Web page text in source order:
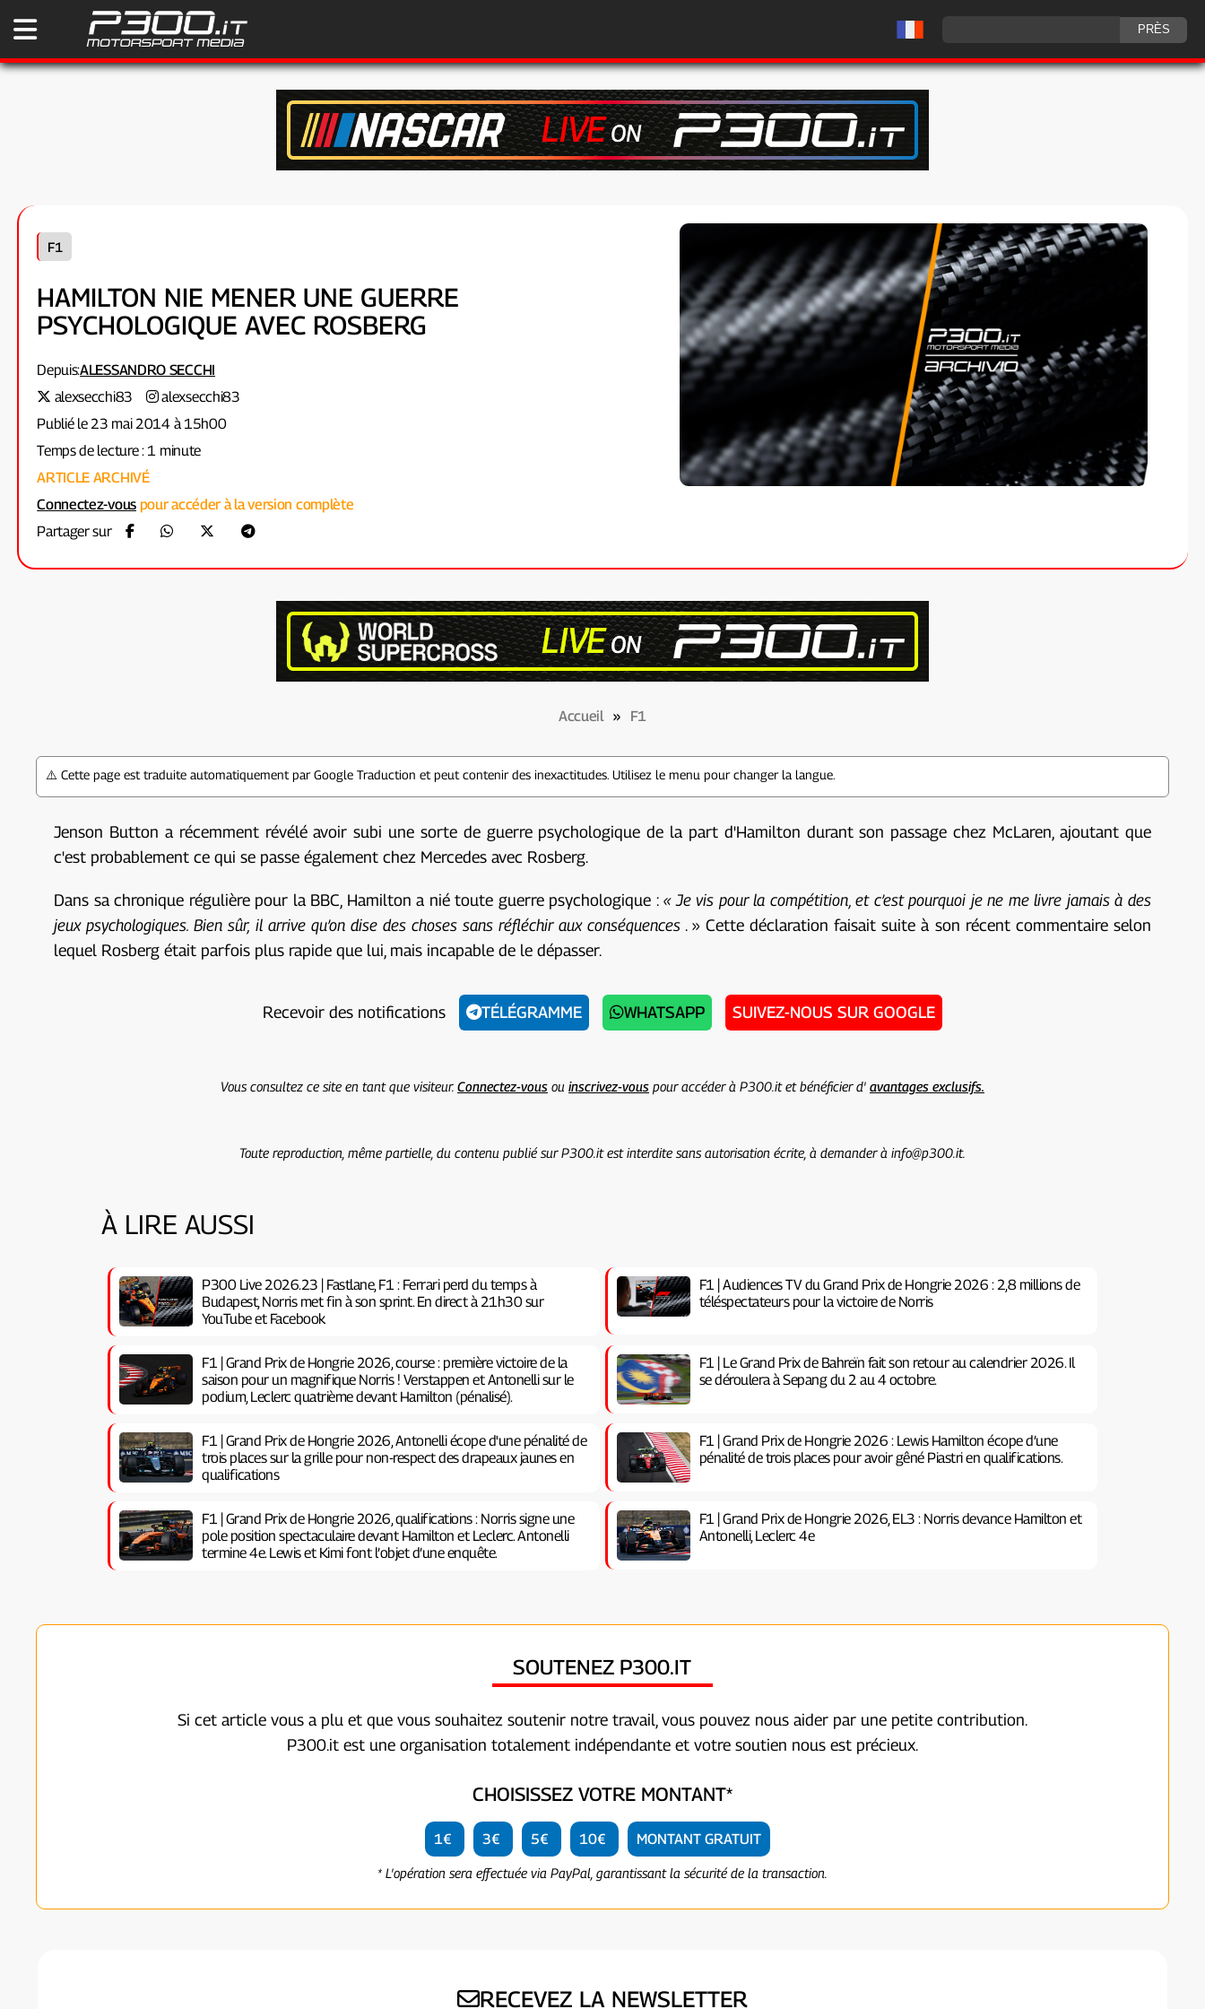
F1
HAMILTON NIE MENER UNE GUERRE
PSYCHOLOGIQUE AVEC ROSBERG
Depuis:ALESSANDRO SECCHI
alexsecchi83
alexsecchi83
Publié le 23 mai 2014 à 15h00
Temps de lecture : 1 minute
ARTICLE ARCHIVÉ
Connectez-vouspour accéder à la version complète
Partager sur
Accueil» F1
⚠️ Cette page est traduite automatiquement par Google Traduction et peut contenir des inexactitudes. Utilisez le menu pour changer la langue.
Jenson Button a récemment révélé avoir subi une sorte de guerre psychologique de la part d'Hamilton durant son passage chez McLaren, ajoutant que
c'est probablement ce qui se passe également chez Mercedes avec Rosberg.
Dans sa chronique régulière pour la BBC, Hamilton a nié toute guerre psychologique :« Je vis pour la compétition, et c’est pourquoi je ne me livre jamais à des
jeux psychologiques. Bien sûr, il arrive qu’on dise des choses sans réfléchir aux conséquences . » Cette déclaration faisait suite à son récent commentaire selon
lequel Rosberg était parfois plus rapide que lui, mais incapable de le dépasser.
Recevoir des notifications TÉLÉGRAMME WHATSAPP SUIVEZ-NOUS SUR GOOGLE
Vous consultez ce site en tant que visiteur. Connectez-vousou inscrivez-vouspour accéder à P300.it et bénéficier d' avantages exclusifs.
Toute reproduction, même partielle, du contenu publié sur P300.it est interdite sans autorisation écrite, à demander à info@p300.it.
À LIRE AUSSI
P300 Live 2026.23 | Fastlane, F1 : Ferrari perd du temps à
Budapest, Norris met fin à son sprint. En direct à 21h30 sur
YouTube et Facebook
F1 | Audiences TV du Grand Prix de Hongrie 2026 : 2,8 millions de
téléspectateurs pour la victoire de Norris
F1 | Grand Prix de Hongrie 2026, course : première victoire de la
saison pour un magnifique Norris ! Verstappen et Antonelli sur le
podium, Leclerc quatrième devant Hamilton (pénalisé).
F1 | Le Grand Prix de Bahreïn fait son retour au calendrier 2026. Il
se déroulera à Sepang du 2 au 4 octobre.
F1 | Grand Prix de Hongrie 2026, Antonelli écope d'une pénalité de
trois places sur la grille pour non-respect des drapeaux jaunes en
qualifications
F1 | Grand Prix de Hongrie 2026 : Lewis Hamilton écope d’une
pénalité de trois places pour avoir gêné Piastri en qualifications.
F1 | Grand Prix de Hongrie 2026, qualifications : Norris signe une
pole position spectaculaire devant Hamilton et Leclerc. Antonelli
termine 4e. Lewis et Kimi font l’objet d’une enquête.
F1 | Grand Prix de Hongrie 2026, EL3 : Norris devance Hamilton et
Antonelli, Leclerc 4e
SOUTENEZ P300.IT
Si cet article vous a plu et que vous souhaitez soutenir notre travail, vous pouvez nous aider par une petite contribution.
P300.it est une organisation totalement indépendante et votre soutien nous est précieux.
CHOISISSEZ VOTRE MONTANT*
1€ 3€ 5€ 10€ MONTANT GRATUIT
* L'opération sera effectuée via PayPal, garantissant la sécurité de la transaction.
RECEVEZ LA NEWSLETTER